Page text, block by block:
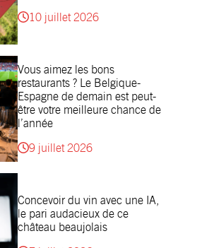
10 juillet 2026
Vous aimez les bons
restaurants ? Le Belgique-
Espagne de demain est peut-
être votre meilleure chance de
l’année
9 juillet 2026
Concevoir du vin avec une IA,
le pari audacieux de ce
château beaujolais